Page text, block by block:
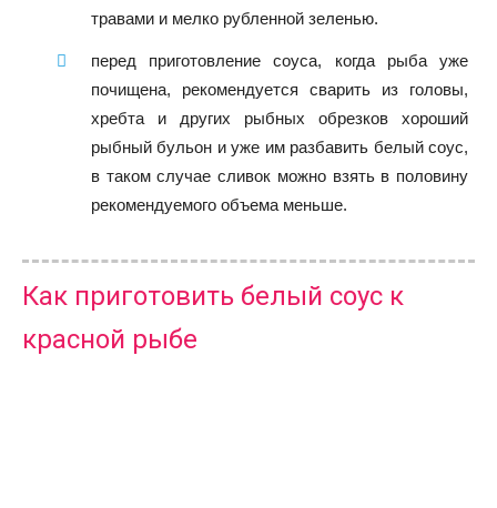
травами и мелко рубленной зеленью.
перед приготовление соуса, когда рыба уже
почищена, рекомендуется сварить из головы,
хребта и других рыбных обрезков хороший
рыбный бульон и уже им разбавить белый соус,
в таком случае сливок можно взять в половину
рекомендуемого объема меньше.
Как приготовить белый соус к
красной рыбе